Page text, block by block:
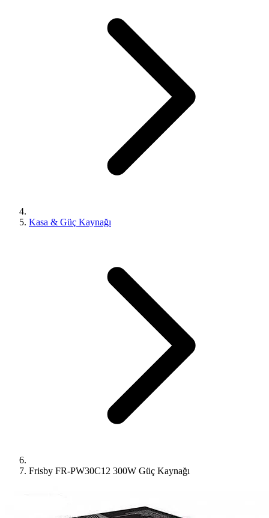
Kasa & Güç Kaynağı
Frisby FR-PW30C12 300W Güç Kaynağı